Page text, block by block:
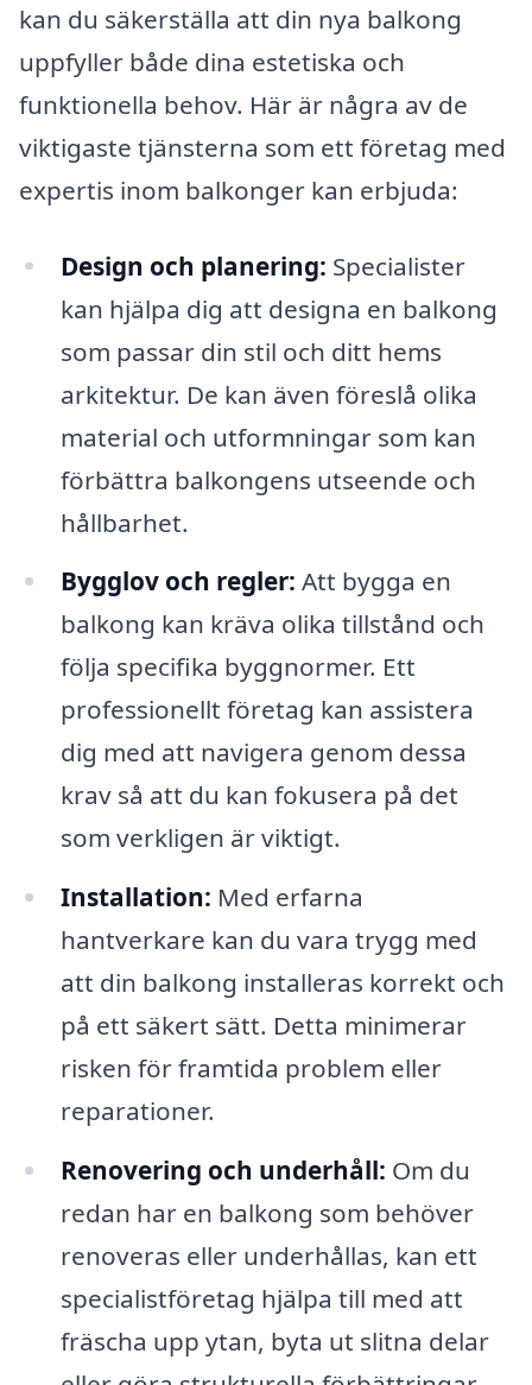
kan du säkerställa att din nya balkong
uppfyller både dina estetiska och
funktionella behov. Här är några av de
viktigaste tjänsterna som ett företag med
expertis inom balkonger kan erbjuda:
Design och planering: Specialister
kan hjälpa dig att designa en balkong
som passar din stil och ditt hems
arkitektur. De kan även föreslå olika
material och utformningar som kan
förbättra balkongens utseende och
hållbarhet.
Bygglov och regler: Att bygga en
balkong kan kräva olika tillstånd och
följa specifika byggnormer. Ett
professionellt företag kan assistera
dig med att navigera genom dessa
krav så att du kan fokusera på det
som verkligen är viktigt.
Installation: Med erfarna
hantverkare kan du vara trygg med
att din balkong installeras korrekt och
på ett säkert sätt. Detta minimerar
risken för framtida problem eller
reparationer.
Renovering och underhåll: Om du
redan har en balkong som behöver
renoveras eller underhållas, kan ett
specialistföretag hjälpa till med att
fräscha upp ytan, byta ut slitna delar